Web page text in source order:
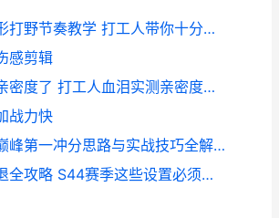
王者荣耀三角形打野节奏教学 打工人带你十分钟看懂野区路线
感剪辑
王者荣耀不加亲密度了 打工人血泪实测亲密度正确刷法
战力快
微区王者荣耀巅峰第一冲分思路与实战技巧全解析
王者荣耀防闪退全攻略 S44赛季这些设置必须关掉